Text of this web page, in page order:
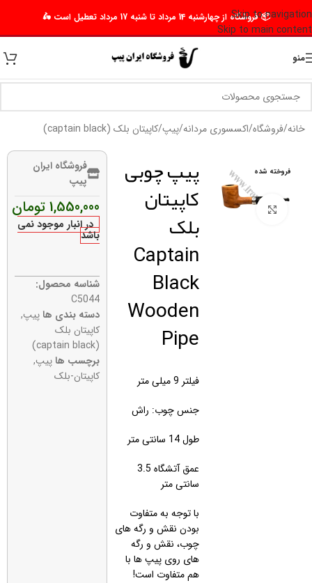
Skip to navigation
Skip to main content
📦 فروشگاه از چهارشنبه 14 مرداد تا شنبه 17 مرداد تعطیل است 🛵
منو
خانه/فروشگاه/اکسسوری مردانه/پیپ/کاپیتان بلک (captain black)
فروخته شده
برای بزرگنمایی کلیک کنید
پیپ چوبی
کاپیتان
بلک
Captain
Black
Wooden
Pipe
فیلتر 9 میلی متر
جنس چوب: راش
طول 14 سانتی متر
عمق آتشگاه 3.5
سانتی متر
با توجه به متفاوت
بودن نقش و رگه های
چوب، نقش و رگه
های روی پیپ ها با
هم متفاوت است!
فروشگاه ایران
پیپ
1,550,000 تومان
در انبار موجود نمی
باشد
شناسه محصول:
C5044
دسته بندی ها پیپ,
کاپیتان بلک
(captain black)
برچسب ها پیپ,
کاپیتان-بلک